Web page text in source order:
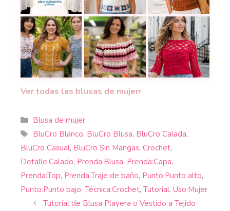
Preciosa blusa larga a crochet con detalles
Teje una blusa con trenza a
La blusa Lisboa a
30 blusas románticas a crochet para lucir
La blusa Dulzura Infinita a
Blusa Red
Ver todas las blusas de mujer›
Categorías
Blusa de mujer
Etiquetas
BluCro Blanco, BluCro Blusa, BluCro Calada,
BluCro Casual, BluCro Sin Mangas, Crochet,
Detalle:Calado, Prenda:Blusa, Prenda:Capa,
Prenda:Top, Prenda:Traje de baño, Punto:Punto alto,
Punto:Punto bajo, Técnica:Crochet, Tutorial, Uso:Mujer
Tutorial de Blusa Playera o Vestido a Tejido